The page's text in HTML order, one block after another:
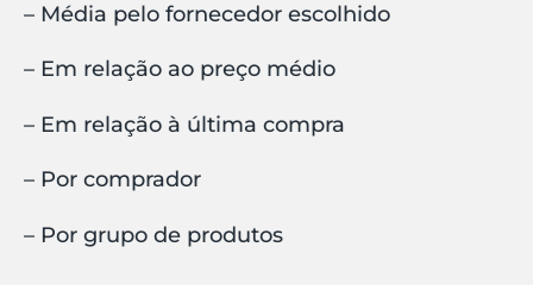
– Média pelo fornecedor escolhido
– Em relação ao preço médio
– Em relação à última compra
– Por comprador
– Por grupo de produtos